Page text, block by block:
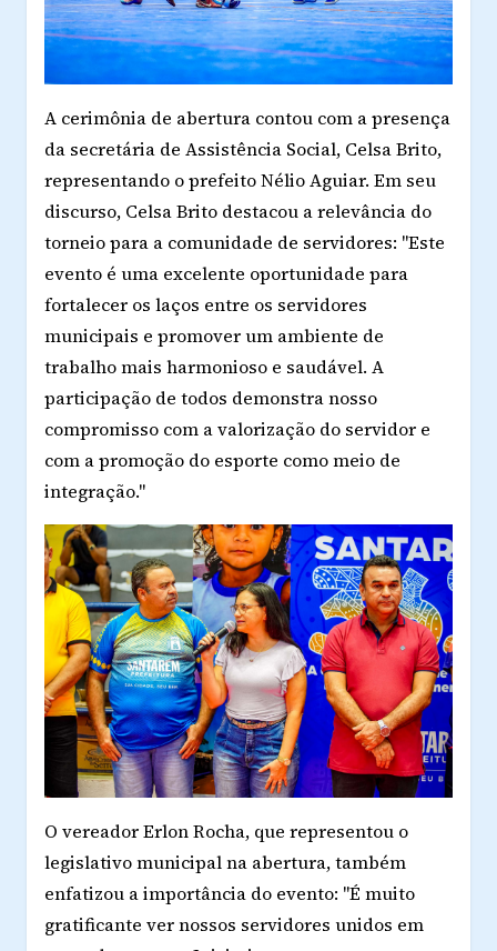
A cerimônia de abertura contou com a presença
da secretária de Assistência Social, Celsa Brito,
representando o prefeito Nélio Aguiar. Em seu
discurso, Celsa Brito destacou a relevância do
torneio para a comunidade de servidores: "Este
evento é uma excelente oportunidade para
fortalecer os laços entre os servidores
municipais e promover um ambiente de
trabalho mais harmonioso e saudável. A
participação de todos demonstra nosso
compromisso com a valorização do servidor e
com a promoção do esporte como meio de
integração."
O vereador Erlon Rocha, que representou o
legislativo municipal na abertura, também
enfatizou a importância do evento: "É muito
gratificante ver nossos servidores unidos em